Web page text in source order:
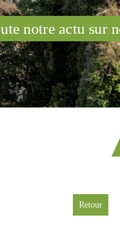
notre actu sur
Retour